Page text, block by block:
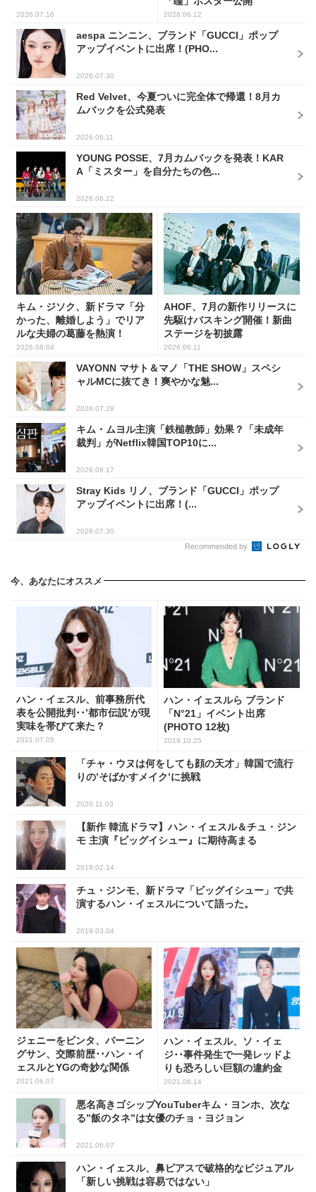
2026.07.16 2026.06.12
aespa ニンニン、ブランド「GUCCI」ポップ
アップイベントに出席！(PHO...
2026.07.30
Red Velvet、今夏ついに完全体で帰還！8月カ
ムバックを公式発表
2026.06.11
YOUNG POSSE、7月カムバックを発表！KAR
A「ミスター」を自分たちの色...
2026.06.22
キム・ジソク、新ドラマ「分
かった、離婚しよう」でリア
ルな夫婦の葛藤を熱演！
2026.08.04
AHOF、7月の新作リリースに
先駆けバスキング開催！新曲
ステージを初披露
2026.06.11
VAYONN マサト＆マノ「THE SHOW」スペシ
ャルMCに抜てき！爽やかな魅...
2026.07.28
キム・ムヨル主演「鉄槌教師」効果？「未成年
裁判」がNetflix韓国TOP10に...
2026.06.17
Stray Kids リノ、ブランド「GUCCI」ポップ
アップイベントに出席！(...
2026.07.30
Recommended by
今、あなたにオススメ
ハン・イェスル、前事務所代
表を公開批判･･’都市伝説’が現
実味を帯びて来た？
2021.07.05
ハン・イェスルら ブランド
「N°21」イベント出席
(PHOTO 12枚)
2019.10.25
「チャ・ウヌは何をしても顔の天才」韓国で流行
りの’そばかすメイク’に挑戦
2020.11.03
【新作 韓流ドラマ】ハン・イェスル＆チュ・ジン
モ 主演『ビッグイシュー』に期待高まる
2019.02.14
チュ・ジンモ、新ドラマ「ビッグイシュー」で共
演するハン・イェスルについて語った。
2019.03.04
ジェニーをビンタ、バーニン
グサン、交際前歴･･ハン・イ
ェスルとYGの奇妙な関係
2021.06.07
ハン・イェスル、ソ・イェ
ジ･･事件発生で一発レッドよ
りも恐ろしい巨額の違約金
2021.06.14
悪名高きゴシップYouTuberキム・ヨンホ、次な
る”飯のタネ”は女優のチョ・ヨジョン
2021.06.07
ハン・イェスル、鼻ピアスで破格的なビジュアル
「新しい挑戦は容易ではない」